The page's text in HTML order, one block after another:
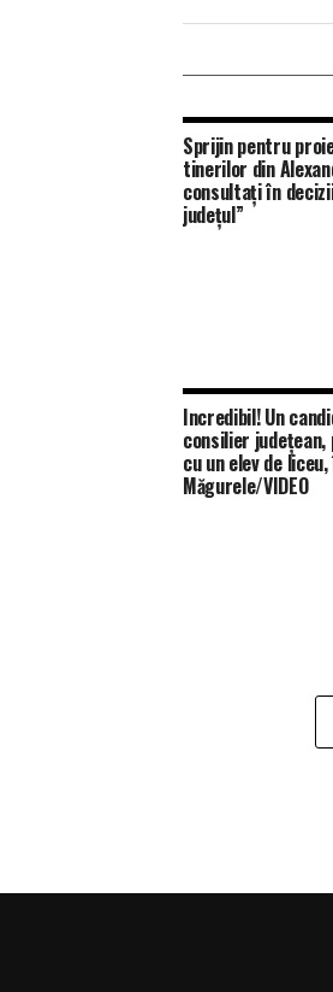
Sprijin pentru
tinerilor din
consultați în
județul”
Incredibil! Un
consilier județean,
cu un elev de
Măgurele/VIDEO